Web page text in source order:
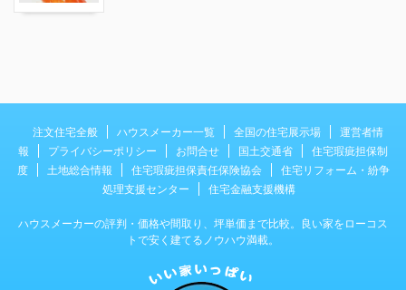
注文住宅全般 ハウスメーカー一覧 全国の住宅展示場
運営者情
報
プライバシーポリシー お問合せ 国土交通省
住宅瑕疵担保制
度
土地総合情報 住宅瑕疵担保責任保険協会
住宅リフォーム・紛争
処理支援センター
住宅金融支援機構
ハウスメーカーの評判・価格や間取り、坪単価まで比較。良い家をローコス
トで安く建てるノウハウ満載。